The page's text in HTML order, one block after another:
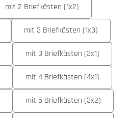
mit 2 Briefkästen (1x2)
mit 3 Briefkästen (1x3)
mit 3 Briefkästen (3x1)
mit 4 Briefkästen (4x1)
mit 5 Briefkästen (3x2)